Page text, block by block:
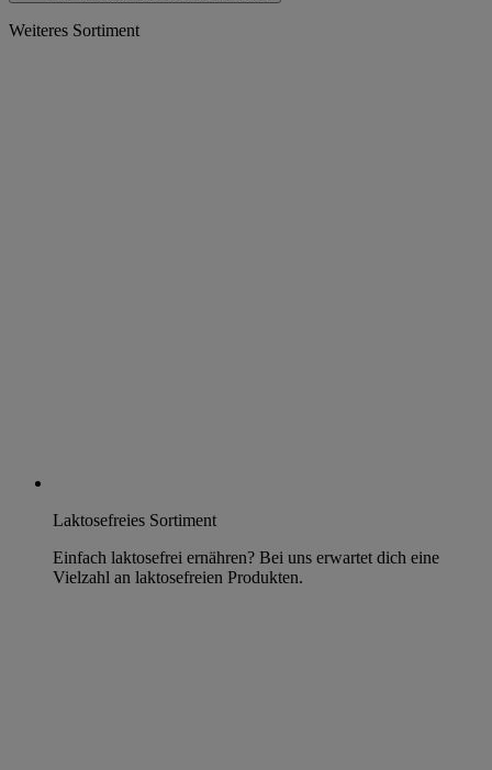
Weiteres Sortiment
Laktosefreies Sortiment
Einfach laktosefrei ernähren? Bei uns erwartet dich eine
Vielzahl an laktosefreien Produkten.